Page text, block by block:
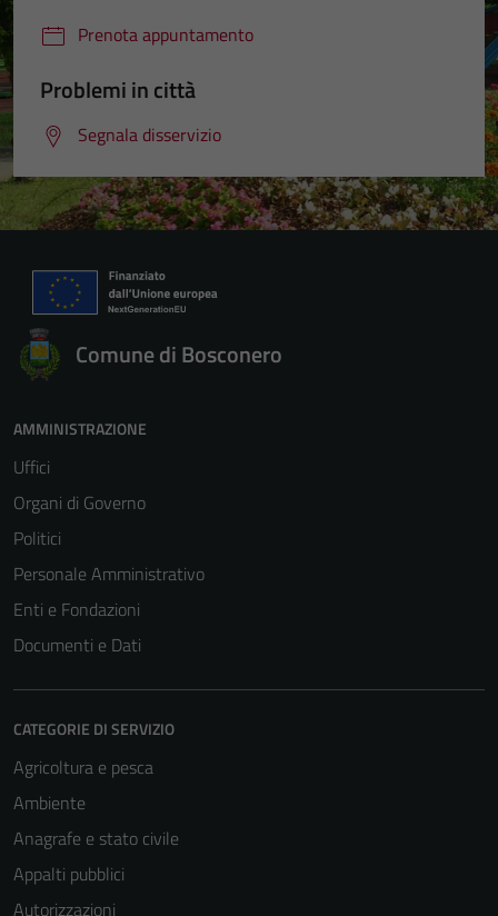
Prenota appuntamento
Problemi in città
Segnala disservizio
Comune di Bosconero
AMMINISTRAZIONE
Uffici
Organi di Governo
Politici
Personale Amministrativo
Enti e Fondazioni
Documenti e Dati
CATEGORIE DI SERVIZIO
Agricoltura e pesca
Ambiente
Anagrafe e stato civile
Appalti pubblici
Autorizzazioni